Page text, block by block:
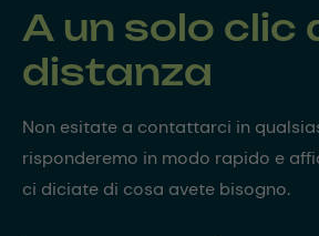
A un solo clic
distanza
Non esitate a contattarci in
risponderemo in modo rapido e
ci diciate di cosa avete bisogno.